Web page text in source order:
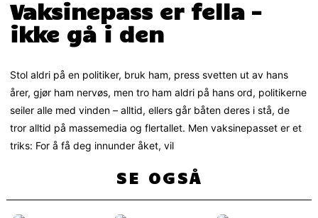
Vaksinepass er fella –
ikke gå i den
Stol aldri på en politiker, bruk ham, press svetten ut av hans
årer, gjør ham nervøs, men tro ham aldri på hans ord, politikerne
seiler alle med vinden – alltid, ellers går båten deres i stå, de
tror alltid på massemedia og flertallet. Men vaksinepasset er et
triks: For å få deg innunder åket, vil
SE OGSÅ